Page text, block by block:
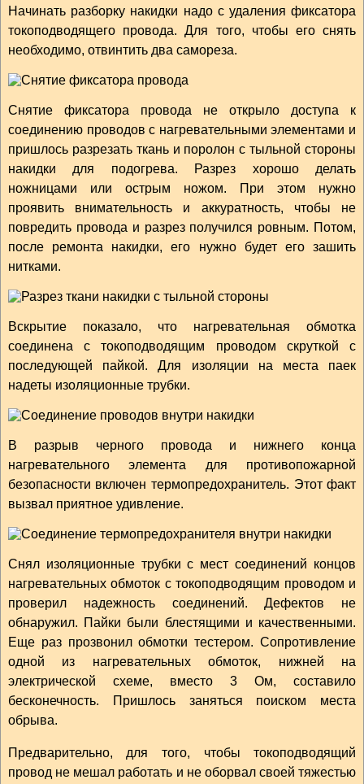
Начинать разборку накидки надо с удаления фиксатора
токоподводящего провода. Для того, чтобы его снять
необходимо, отвинтить два самореза.
Снятие фиксатора провода не открыло доступа к
соединению проводов с нагревательными элементами и
пришлось разрезать ткань и поролон с тыльной стороны
накидки для подогрева. Разрез хорошо делать
ножницами или острым ножом. При этом нужно
проявить внимательность и аккуратность, чтобы не
повредить провода и разрез получился ровным. Потом,
после ремонта накидки, его нужно будет его зашить
нитками.
Вскрытие показало, что нагревательная обмотка
соединена с токоподводящим проводом скруткой с
последующей пайкой. Для изоляции на места паек
надеты изоляционные трубки.
В разрыв черного провода и нижнего конца
нагревательного элемента для противопожарной
безопасности включен термопредохранитель. Этот факт
вызвал приятное удивление.
Снял изоляционные трубки с мест соединений концов
нагревательных обмоток с токоподводящим проводом и
проверил надежность соединений. Дефектов не
обнаружил. Пайки были блестящими и качественными.
Еще раз прозвонил обмотки тестером. Сопротивление
одной из нагревательных обмоток, нижней на
электрической схеме, вместо 3 Ом, составило
бесконечность. Пришлось заняться поиском места
обрыва.
Предварительно, для того, чтобы токоподводящий
провод не мешал работать и не оборвал своей тяжестью